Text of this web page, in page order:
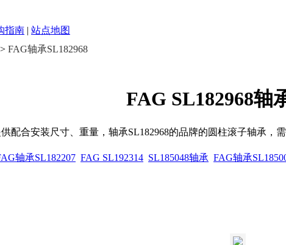
指南 | 站点地图
FAG轴承SL182968
FAG SL182968轴
合安装尺寸、重量，轴承SL182968的品牌的圆柱滚子轴承，
轴承SL182207 FAG SL192314 SL185048轴承 FAG轴承